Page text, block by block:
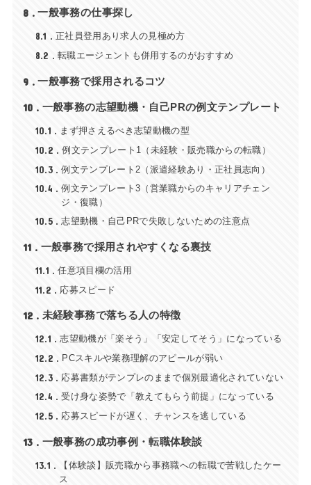
8 一般事務の仕事探し
8.1 正社員登用あり求人の見極め方
8.2 転職エージェントも併用するのがおすすめ
9 一般事務で採用されるコツ
10 一般事務の志望動機・自己PRの例文テンプレート
10.1 まず押さえるべき志望動機の型
10.2 例文テンプレート1（未経験・販売職からの転職）
10.3 例文テンプレート2（派遣経験あり・正社員志向）
10.4
例文テンプレート3（営業職からのキャリアチェン
ジ・復職）
10.5 志望動機・自己PRで失敗しないための注意点
11 一般事務で採用されやすくなる裏技
11.1 任意項目欄の活用
11.2 応募スピード
12 未経験事務で落ちる人の特徴
12.1 志望動機が「楽そう」「安定してそう」になっている
12.2 PCスキルや業務理解のアピールが弱い
12.3 応募書類がテンプレのままで個別最適化されていない
12.4 受け身な姿勢で「教えてもらう前提」になっている
12.5 応募スピードが遅く、チャンスを逃している
13 一般事務の成功事例・転職体験談
13.1
【体験談】販売職から事務職への転職で苦戦したケー
ス